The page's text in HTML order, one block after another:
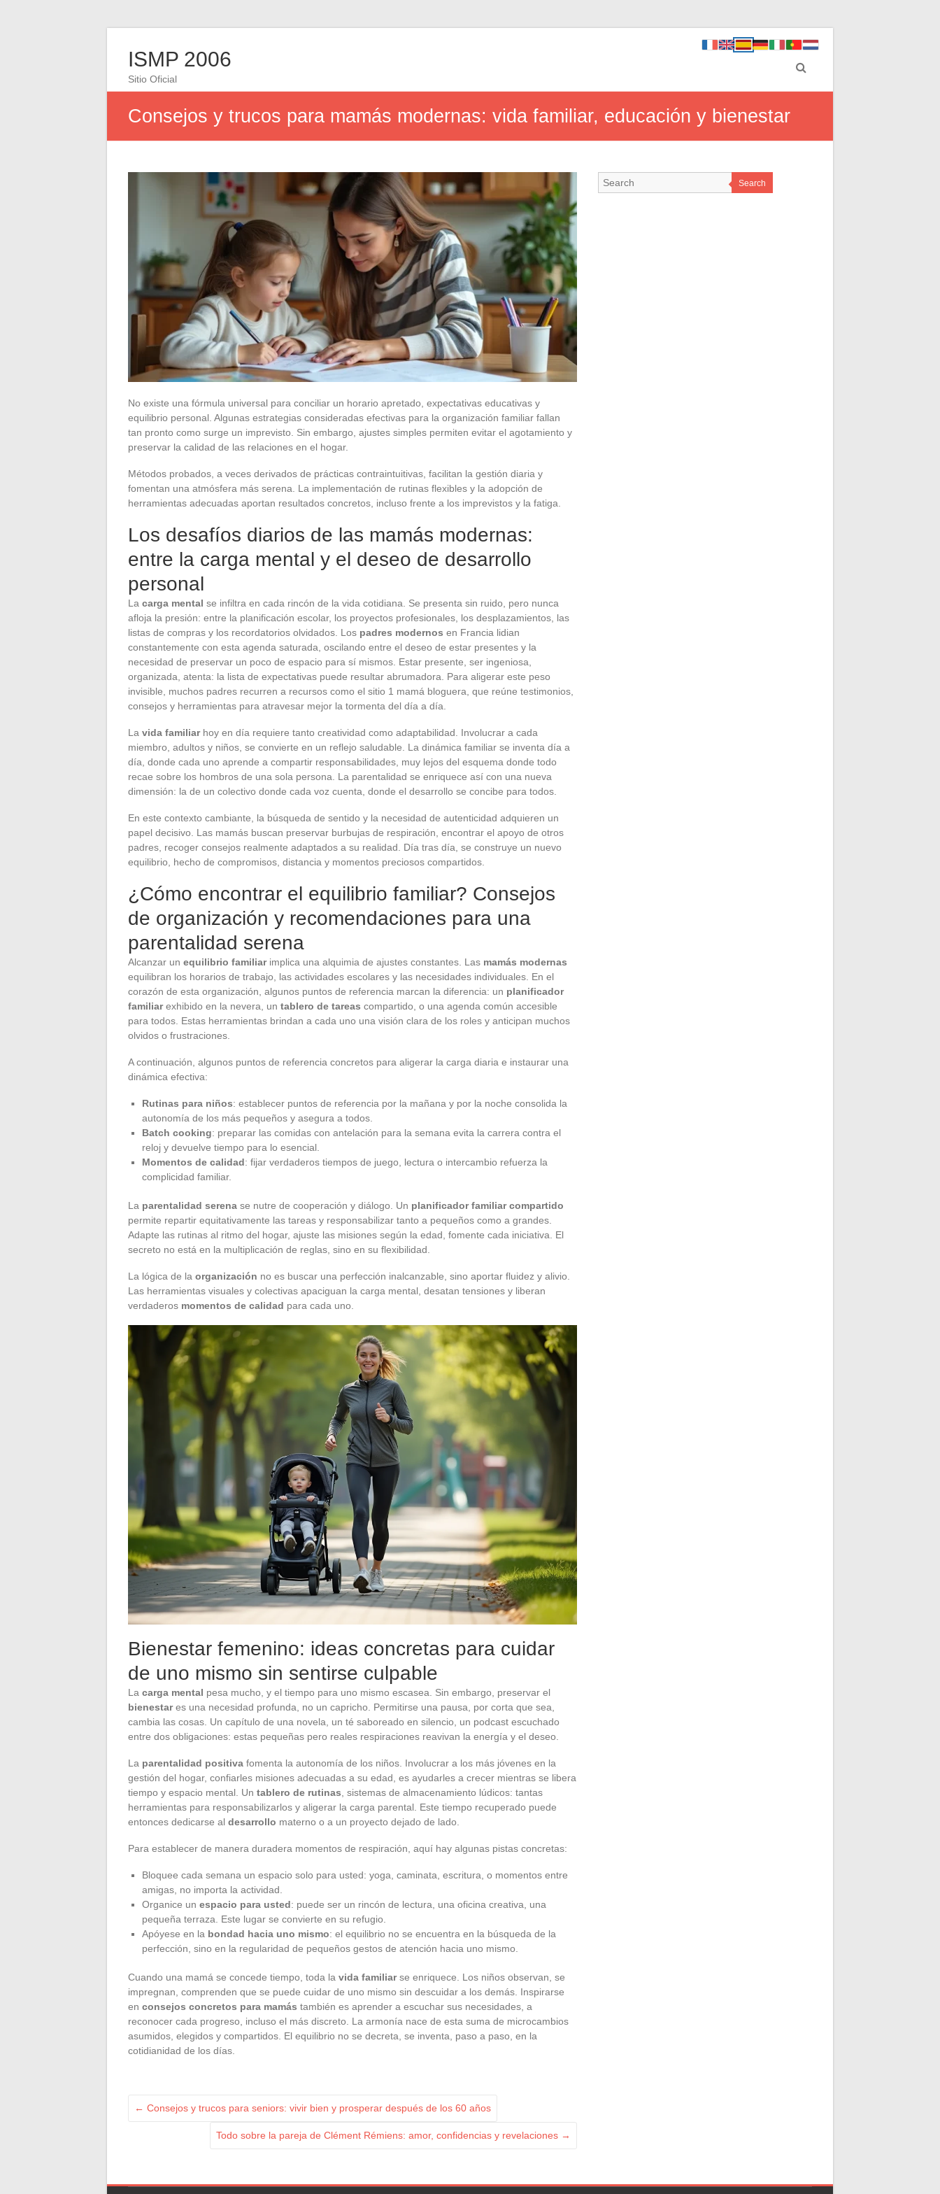
ISMP 2006
Sitio Oficial
Consejos y trucos para mamás modernas: vida familiar, educación y bienestar
No existe una fórmula universal para conciliar un horario apretado, expectativas educativas y
equilibrio personal. Algunas estrategias consideradas efectivas para la organización familiar fallan
tan pronto como surge un imprevisto. Sin embargo, ajustes simples permiten evitar el agotamiento y
preservar la calidad de las relaciones en el hogar.
Métodos probados, a veces derivados de prácticas contraintuitivas, facilitan la gestión diaria y
fomentan una atmósfera más serena. La implementación de rutinas flexibles y la adopción de
herramientas adecuadas aportan resultados concretos, incluso frente a los imprevistos y la fatiga.
Los desafíos diarios de las mamás modernas:
entre la carga mental y el deseo de desarrollo
personal
La carga mental se infiltra en cada rincón de la vida cotidiana. Se presenta sin ruido, pero nunca
afloja la presión: entre la planificación escolar, los proyectos profesionales, los desplazamientos, las
listas de compras y los recordatorios olvidados. Los padres modernos en Francia lidian
constantemente con esta agenda saturada, oscilando entre el deseo de estar presentes y la
necesidad de preservar un poco de espacio para sí mismos. Estar presente, ser ingeniosa,
organizada, atenta: la lista de expectativas puede resultar abrumadora. Para aligerar este peso
invisible, muchos padres recurren a recursos como el sitio 1 mamá bloguera, que reúne testimonios,
consejos y herramientas para atravesar mejor la tormenta del día a día.
La vida familiarhoy en día requiere tanto creatividad como adaptabilidad. Involucrar a cada
miembro, adultos y niños, se convierte en un reflejo saludable. La dinámica familiar se inventa día a
día, donde cada uno aprende a compartir responsabilidades, muy lejos del esquema donde todo
recae sobre los hombros de una sola persona. La parentalidad se enriquece así con una nueva
dimensión: la de un colectivo donde cada voz cuenta, donde el desarrollo se concibe para todos.
En este contexto cambiante, la búsqueda de sentido y la necesidad de autenticidad adquieren un
papel decisivo. Las mamás buscan preservar burbujas de respiración, encontrar el apoyo de otros
padres, recoger consejos realmente adaptados a su realidad. Día tras día, se construye un nuevo
equilibrio, hecho de compromisos, distancia y momentos preciosos compartidos.
¿Cómo encontrar el equilibrio familiar? Consejos
de organización y recomendaciones para una
parentalidad serena
Alcanzar un equilibrio familiarimplica una alquimia de ajustes constantes. Las mamás modernas
equilibran los horarios de trabajo, las actividades escolares y las necesidades individuales. En el
corazón de esta organización, algunos puntos de referencia marcan la diferencia: un planificador
familiarexhibido en la nevera, un tablero de tareas compartido, o una agenda común accesible
para todos. Estas herramientas brindan a cada uno una visión clara de los roles y anticipan muchos
olvidos o frustraciones.
A continuación, algunos puntos de referencia concretos para aligerar la carga diaria e instaurar una
dinámica efectiva:
Rutinas para niños: establecer puntos de referencia por la mañana y por la noche consolida la
autonomía de los más pequeños y asegura a todos.
Batch cooking: preparar las comidas con antelación para la semana evita la carrera contra el
reloj y devuelve tiempo para lo esencial.
Momentos de calidad: fijar verdaderos tiempos de juego, lectura o intercambio refuerza la
complicidad familiar.
La parentalidad serena se nutre de cooperación y diálogo. Un planificador familiar compartido
permite repartir equitativamente las tareas y responsabilizar tanto a pequeños como a grandes.
Adapte las rutinas al ritmo del hogar, ajuste las misiones según la edad, fomente cada iniciativa. El
secreto no está en la multiplicación de reglas, sino en su flexibilidad.
La lógica de la organización no es buscar una perfección inalcanzable, sino aportar fluidez y alivio.
Las herramientas visuales y colectivas apaciguan la carga mental, desatan tensiones y liberan
verdaderos momentos de calidad para cada uno.
Bienestar femenino: ideas concretas para cuidar
de uno mismo sin sentirse culpable
La carga mental pesa mucho, y el tiempo para uno mismo escasea. Sin embargo, preservar el
bienestares una necesidad profunda, no un capricho. Permitirse una pausa, por corta que sea,
cambia las cosas. Un capítulo de una novela, un té saboreado en silencio, un podcast escuchado
entre dos obligaciones: estas pequeñas pero reales respiraciones reavivan la energía y el deseo.
La parentalidad positiva fomenta la autonomía de los niños. Involucrar a los más jóvenes en la
gestión del hogar, confiarles misiones adecuadas a su edad, es ayudarles a crecer mientras se libera
tiempo y espacio mental. Un tablero de rutinas , sistemas de almacenamiento lúdicos: tantas
herramientas para responsabilizarlos y aligerar la carga parental. Este tiempo recuperado puede
entonces dedicarse al desarrollo materno o a un proyecto dejado de lado.
Para establecer de manera duradera momentos de respiración, aquí hay algunas pistas concretas:
Bloquee cada semana un espacio solo para usted: yoga, caminata, escritura, o momentos entre
amigas, no importa la actividad.
Organice un espacio para usted: puede ser un rincón de lectura, una oficina creativa, una
pequeña terraza. Este lugar se convierte en su refugio.
Apóyese en la bondad hacia uno mismo: el equilibrio no se encuentra en la búsqueda de la
perfección, sino en la regularidad de pequeños gestos de atención hacia uno mismo.
Cuando una mamá se concede tiempo, toda la vida familiarse enriquece. Los niños observan, se
impregnan, comprenden que se puede cuidar de uno mismo sin descuidar a los demás. Inspirarse
en consejos concretos para mamás también es aprender a escuchar sus necesidades, a
reconocer cada progreso, incluso el más discreto. La armonía nace de esta suma de microcambios
asumidos, elegidos y compartidos. El equilibrio no se decreta, se inventa, paso a paso, en la
cotidianidad de los días.
← Consejos y trucos para seniors: vivir bien y prosperar después de los 60 años
Todo sobre la pareja de Clément Rémiens: amor, confidencias y revelaciones →
Search